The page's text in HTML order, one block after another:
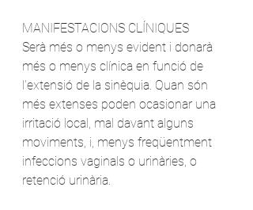
MANIFESTACIONS CLÍNIQUES
Serà més o menys evident i donarà
més o menys clínica en funció de
l'extensió de la sinèquia. Quan són
més extenses poden ocasionar una
irritació local, mal davant alguns
moviments, i, menys freqüentment
infeccions vaginals o urinàries, o
retenció urinària.